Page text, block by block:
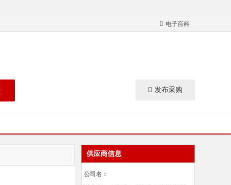
电子百科
发布采购
供应商信息
公司名：